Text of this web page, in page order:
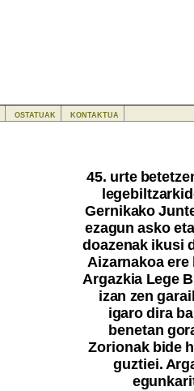
45. urte
Gernikako
ezagun asko
doazenak ikusi
Aizarnakoa ere
Argazkia Lege
izan zen
igaro dira
benetan
Zorionak bide
guztiei.
ostatuak kontaktua